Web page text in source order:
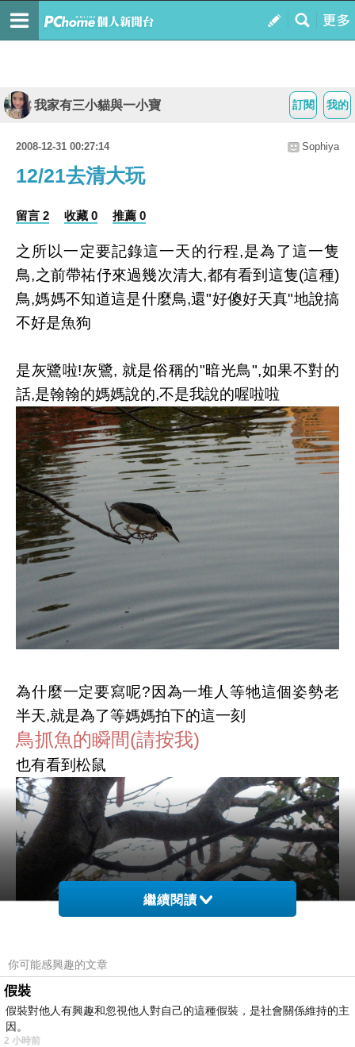
我的
訂閱
我家有三小貓與一小寶
2008-12-31 00:27:14 Sophiya
12/21去清大玩
留言 2 收藏 0 推薦 0
之所以一定要記錄這一天的行程,是為了這一隻
鳥,之前帶祐伃來過幾次清大,都有看到這隻(這種)
鳥,媽媽不知道這是什麼鳥,還"好傻好天真"地說搞
不好是魚狗
是灰鷺啦!灰鷺, 就是俗稱的"暗光鳥",如果不對的
話,是翰翰的媽媽說的,不是我說的喔啦啦
為什麼一定要寫呢?因為一堆人等牠這個姿勢老
半天,就是為了等媽媽拍下的這一刻
鳥抓魚的瞬間(請按我)
也有看到松鼠
繼續閱讀
你可能感興趣的文章
假裝
假裝對他人有興趣和忽視他人對自己的這種假裝，是社會關係維持的主
因。
2 小時前